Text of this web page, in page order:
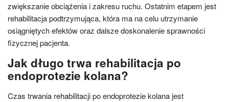
zwiększanie obciążenia i zakresu ruchu. Ostatnim etapem jest
rehabilitacja podtrzymująca, która ma na celu utrzymanie
osiągniętych efektów oraz dalsze doskonalenie sprawności
fizycznej pacjenta.
Jak długo trwa rehabilitacja po
endoprotezie kolana?
Czas trwania rehabilitacji po endoprotezie kolana jest